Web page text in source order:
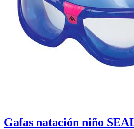
Gafas natación niño